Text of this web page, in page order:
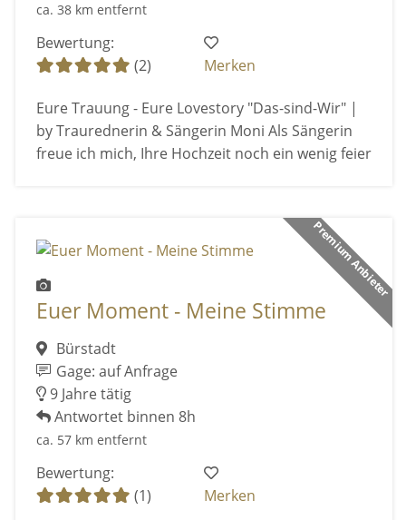
ca. 38 km entfernt
Bewertung:
(2)
Merken
Eure Trauung - Eure Lovestory "Das-sind-Wir" |
by Traurednerin & Sängerin Moni Als Sängerin
freue ich mich, Ihre Hochzeit noch ein wenig feier
Premium Anbieter
Euer Moment - Meine Stimme
Bürstadt
Gage: auf Anfrage
9 Jahre tätig
Antwortet binnen 8h
ca. 57 km entfernt
Bewertung:
(1)
Merken